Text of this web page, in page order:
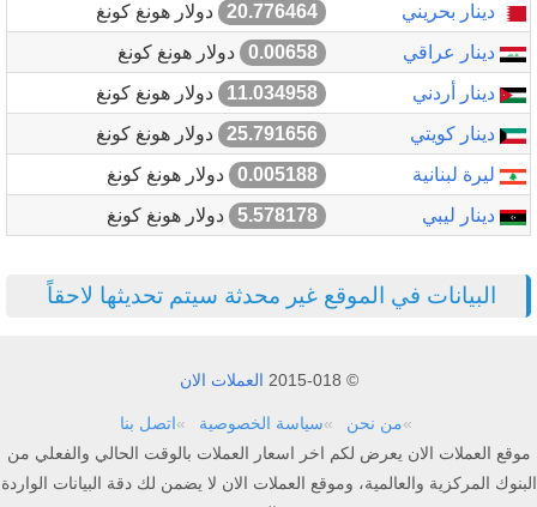
دينار بحريني
20.776464
دولار هونغ كونغ
دينار عراقي
0.00658
دولار هونغ كونغ
دينار أردني
11.034958
دولار هونغ كونغ
دينار كويتي
25.791656
دولار هونغ كونغ
ليرة لبنانية
0.005188
دولار هونغ كونغ
دينار ليبي
5.578178 دولار هونغ كونغ
البيانات في الموقع غير محدثة سيتم تحديثها لاحقاً
© 2015-018 العملات الان
من نحن سياسة الخصوصية
اتصل بنا
موقع العملات الان يعرض لكم اخر اسعار العملات بالوقت الحالي والفعلي من
البنوك المركزية والعالمية، وموقع العملات الان لا يضمن لك دقة البيانات الواردة